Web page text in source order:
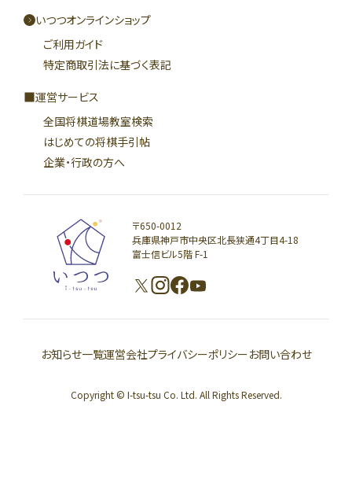
〒650-0012
兵庫県神戸市中央区北長狭通4丁目4-18
富士信ビル5階 F-1
いつつオンラインショップ
ご利用ガイド
特定商取引法に基づく表記
運営サービス
全国将棋道場教室検索
はじめての将棋手引帖
企業・行政の方へ
お知らせ一覧運営会社プライバシーポリシーお問い合わせ
Copyright © I-tsu-tsu Co. Ltd. All Rights Reserved.